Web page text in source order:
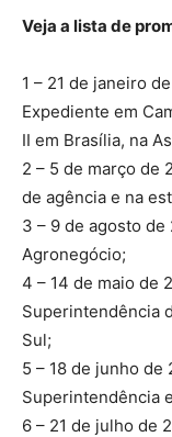
Veja a lista de
1 – 21 de janeiro
Expediente em
II em Brasília, na
2 – 5 de março de
de agência e na
3 – 9 de agosto
Agronegócio;
4 – 14 de maio de
Superintendência
Sul;
5 – 18 de junho de
Superintendência
6 – 21 de julho de